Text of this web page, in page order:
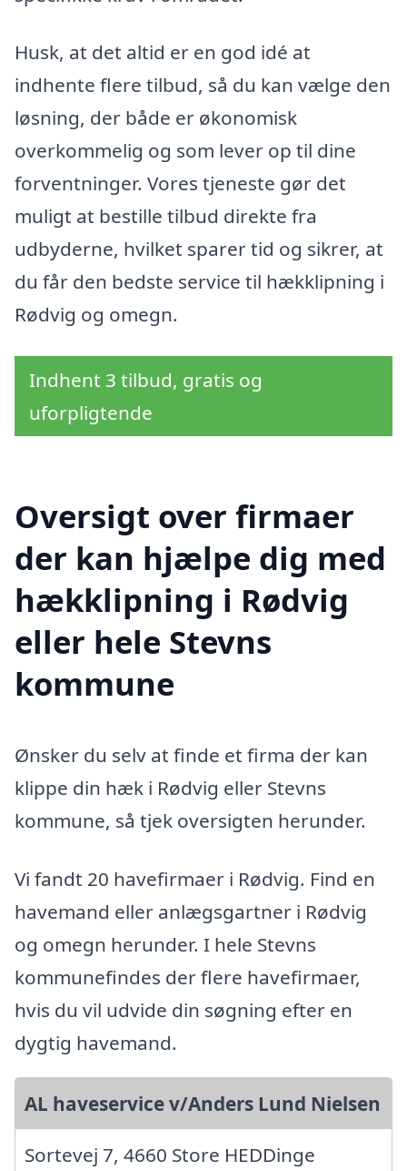
Husk, at det altid er en god idé at
indhente flere tilbud, så du kan vælge den
løsning, der både er økonomisk
overkommelig og som lever op til dine
forventninger. Vores tjeneste gør det
muligt at bestille tilbud direkte fra
udbyderne, hvilket sparer tid og sikrer, at
du får den bedste service til hækklipning i
Rødvig og omegn.
Indhent 3 tilbud, gratis og
uforpligtende
Oversigt over firmaer
der kan hjælpe dig med
hækklipning i Rødvig
eller hele Stevns
kommune
Ønsker du selv at finde et firma der kan
klippe din hæk i Rødvig eller Stevns
kommune, så tjek oversigten herunder.
Vi fandt 20 havefirmaer i Rødvig. Find en
havemand eller anlægsgartner i Rødvig
og omegn herunder. I hele Stevns
kommunefindes der flere havefirmaer,
hvis du vil udvide din søgning efter en
dygtig havemand.
AL haveservice v/Anders Lund Nielsen
Sortevej 7, 4660 Store HEDDinge